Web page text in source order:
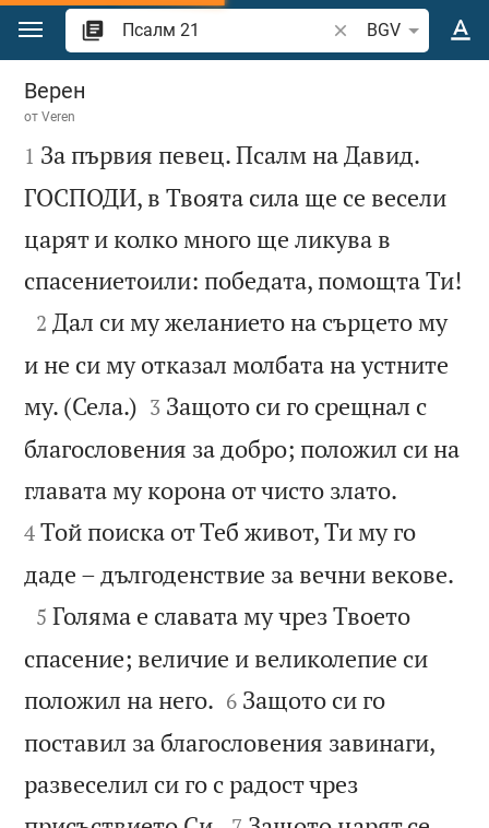
Преминете към съдържанието
Търсете стих или
BGV
Псалм 21
Верен
отVeren

1 За първия певец. Псалм на Давид.
ГОСПОДИ, в Твоята сила ще се весели
царят и колко много ще ликува в
спасениетоили: победата, помощта Ти!

2 Дал си му желанието на сърцето му
и не си му отказал молбата на устните
му. (Села.) 

3 Защото си го срещнал с
благословения за добро; положил си на
главата му корона от чисто злато.
4 Той поиска от Теб живот, Ти му го
даде – дългоденствие за вечни векове.

5 Голяма е славата му чрез Твоето
спасение; величие и великолепие си
положил на него. 

6 Защото си го
поставил за благословения завинаги,
развеселил си го с радост чрез